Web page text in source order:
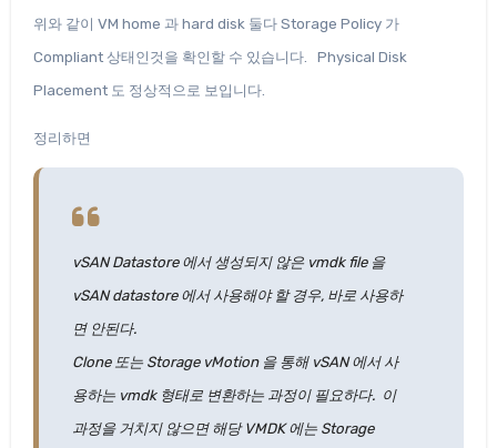
위와 같이 VM home 과 hard disk 둘다 Storage Policy 가
Compliant 상태인것을 확인할 수 있습니다. Physical Disk
Placement 도 정상적으로 보입니다.
정리하면
vSAN Datastore 에서 생성되지 않은 vmdk file 을
vSAN datastore 에서 사용해야 할 경우, 바로 사용하
면 안된다.
Clone 또는 Storage vMotion 을 통해 vSAN 에서 사
용하는 vmdk 형태로 변환하는 과정이 필요하다. 이
과정을 거치지 않으면 해당 VMDK 에는 Storage